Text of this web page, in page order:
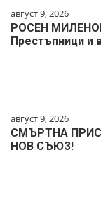
август 9, 2026
РОСЕН
Престъпници и
август 9, 2026
СМЪРТНА
НОВ СЪЮЗ!